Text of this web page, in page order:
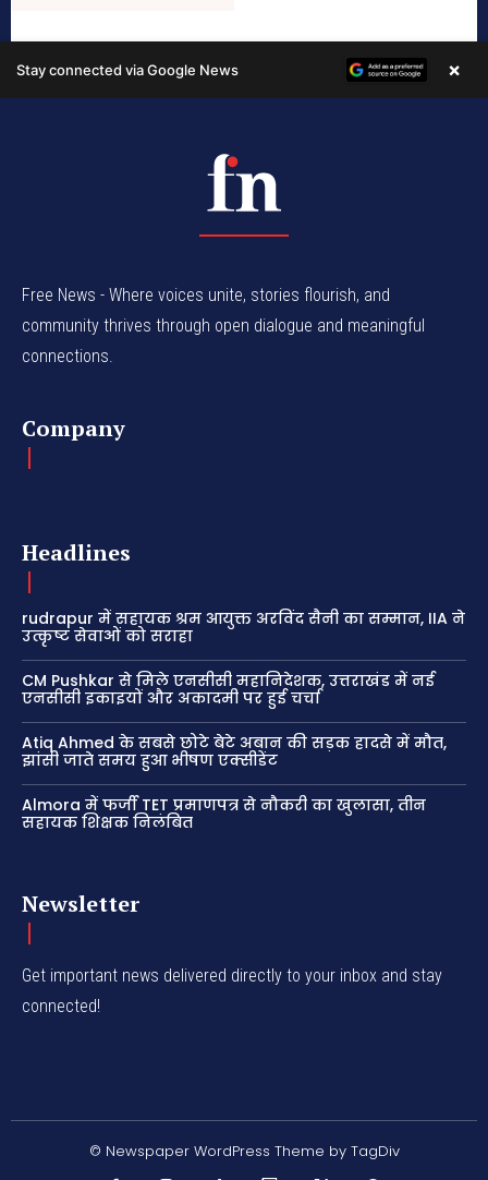
Free News - Where voices unite, stories flourish, and
community thrives through open dialogue and meaningful
connections.
Company
Headlines
rudrapur में सहायक श्रम आयुक्त अरविंद सैनी का सम्मान, IIA ने
उत्कृष्ट सेवाओं को सराहा
CM Pushkar से मिले एनसीसी महानिदेशक, उत्तराखंड में नई
एनसीसी इकाइयों और अकादमी पर हुई चर्चा
Atiq Ahmed के सबसे छोटे बेटे अबान की सड़क हादसे में मौत,
झांसी जाते समय हुआ भीषण एक्सीडेंट
Almora में फर्जी TET प्रमाणपत्र से नौकरी का खुलासा, तीन
सहायक शिक्षक निलंबित
Newsletter
Get important news delivered directly to your inbox and stay
connected!
© Newspaper WordPress Theme by TagDiv